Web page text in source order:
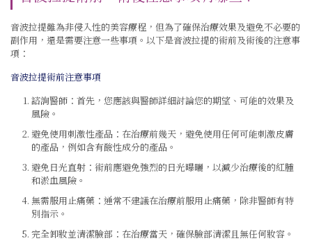
音波拉提雖為非侵入性的美容療程，但為了確保治療效果及避免不必要的
副作用，還是需要注意一些事項。以下是音波拉提的術前及術後的注意事
項：
音波拉提術前注意事項
諮詢醫師：首先，您應該與醫師詳細討論您的期望、可能的效果及
風險。
避免使用刺激性產品：在治療前幾天，避免使用任何可能刺激皮膚
的產品，例如含有酸性成分的產品。
避免日光直射：術前應避免強烈的日光曝曬，以減少治療後的紅腫
和淤血風險。
無需服用止痛藥：通常不建議在治療前服用止痛藥，除非醫師有特
別指示。
完全卸妝並清潔臉部：在治療當天，確保臉部清潔且無任何妝容。